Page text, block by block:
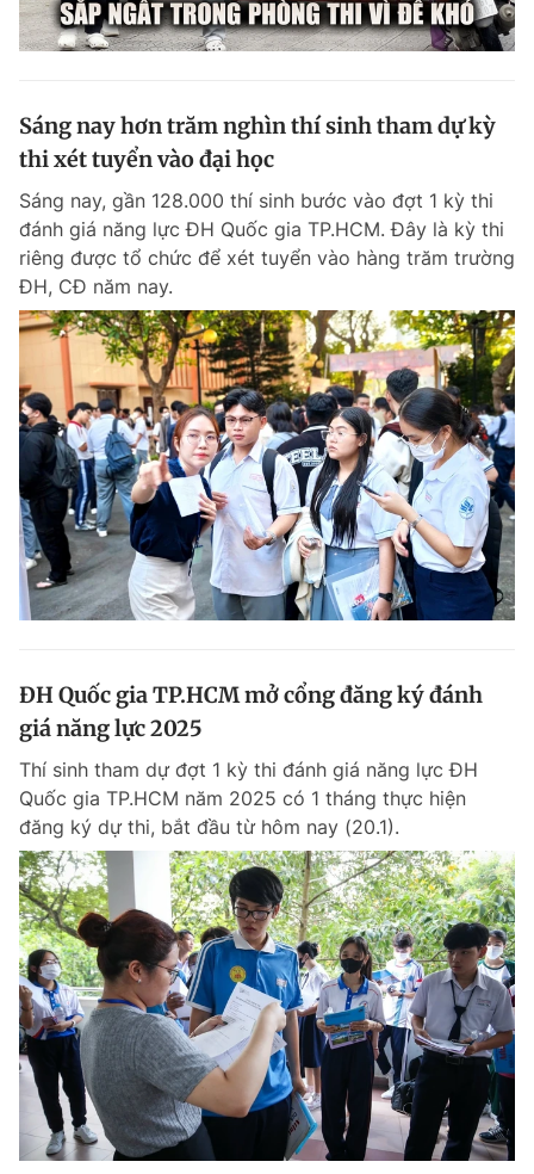
Sáng nay hơn trăm nghìn thí sinh tham dự kỳ
thi xét tuyển vào đại học
Sáng nay, gần 128.000 thí sinh bước vào đợt 1 kỳ thi
đánh giá năng lực ĐH Quốc gia TP.HCM. Đây là kỳ thi
riêng được tổ chức để xét tuyển vào hàng trăm trường
ĐH, CĐ năm nay.
ĐH Quốc gia TP.HCM mở cổng đăng ký đánh
giá năng lực 2025
Thí sinh tham dự đợt 1 kỳ thi đánh giá năng lực ĐH
Quốc gia TP.HCM năm 2025 có 1 tháng thực hiện
đăng ký dự thi, bắt đầu từ hôm nay (20.1).